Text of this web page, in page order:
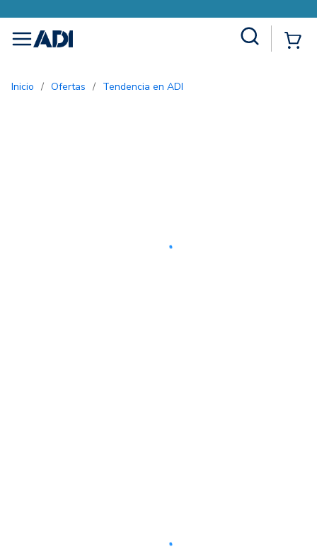
menu
Inicio / Ofertas / Tendencia en ADI